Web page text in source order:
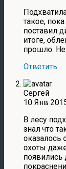
такое,
поставил
итоге,
прошло. Не
Ответить
Сергей
10 Янв
В лесу
знал что
оказалось
охоты
появились